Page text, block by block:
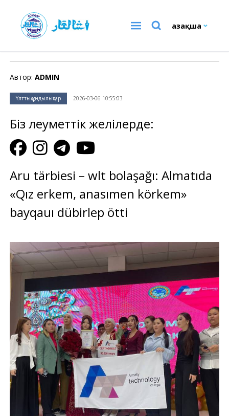
Қазақша
Автор: ADMIN
Ұлттық құндылықтар 2026-03-06 10:55:03
Біз әлеуметтік желілерде:
Aru tärbiesi – wlt bolaşağı: Almatıda
«Qız erkem, anasımen körkem»
bayqauı dübirlep ötti